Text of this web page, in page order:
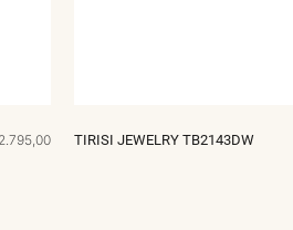
TIRISI JEWELRY TB2143DW